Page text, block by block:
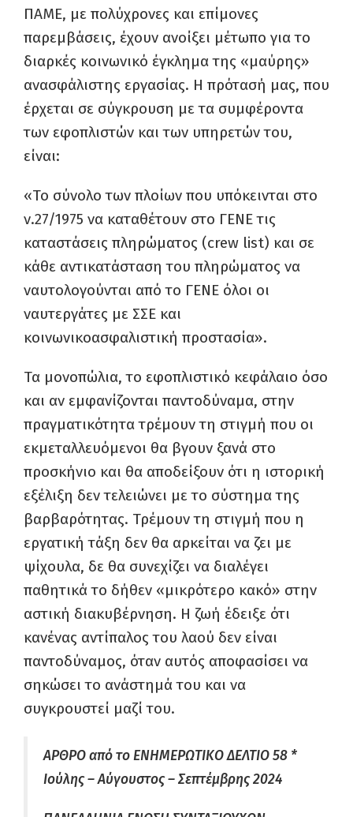
ΠΑΜΕ, με πολύχρονες και επίμονες
παρεμβάσεις, έχουν ανοίξει μέτωπο για το
διαρκές κοινωνικό έγκλημα της «μαύρης»
ανασφάλιστης εργασίας. Η πρότασή μας, που
έρχεται σε σύγκρουση με τα συμφέροντα
των εφοπλιστών και των υπηρετών του,
είναι:
«Το σύνολο των πλοίων που υπόκεινται στο
ν.27/1975 να καταθέτουν στο ΓΕΝΕ τις
καταστάσεις πληρώματος (crew list) και σε
κάθε αντικατάσταση του πληρώματος να
ναυτολογούνται από το ΓΕΝΕ όλοι οι
ναυτεργάτες με ΣΣΕ και
κοινωνικοασφαλιστική προστασία».
Τα μονοπώλια, το εφοπλιστικό κεφάλαιο όσο
και αν εμφανίζονται παντοδύναμα, στην
πραγματικότητα τρέμουν τη στιγμή που οι
εκμεταλλευόμενοι θα βγουν ξανά στο
προσκήνιο και θα αποδείξουν ότι η ιστορική
εξέλιξη δεν τελειώνει με το σύστημα της
βαρβαρότητας. Τρέμουν τη στιγμή που η
εργατική τάξη δεν θα αρκείται να ζει με
ψίχουλα, δε θα συνεχίζει να διαλέγει
παθητικά το δήθεν «μικρότερο κακό» στην
αστική διακυβέρνηση. Η ζωή έδειξε ότι
κανένας αντίπαλος του λαού δεν είναι
παντοδύναμος, όταν αυτός αποφασίσει να
σηκώσει το ανάστημά του και να
συγκρουστεί μαζί του.
ΑΡΘΡΟ από το ΕΝΗΜΕΡΩΤΙΚΟ ΔΕΛΤΙΟ 58 *
Ιούλης – Αύγουστος – Σεπτέμβρης 2024